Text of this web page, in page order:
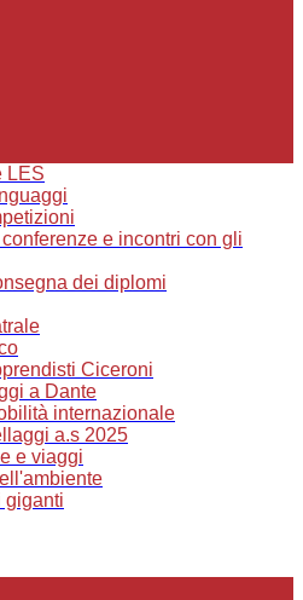
LES
e incontri con gli
dei diplomi
Ciceroni
a Dante
internazionale
a.s 2025
e viaggi
giganti